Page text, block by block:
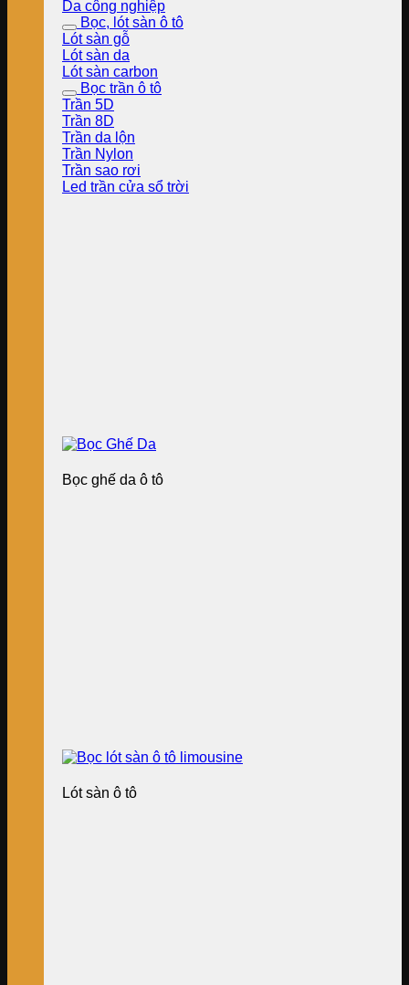
Da công nghiệp
Bọc, lót sàn ô tô
Lót sàn gỗ
Lót sàn da
Lót sàn carbon
Bọc trần ô tô
Trần 5D
Trần 8D
Trần da lộn
Trần Nylon
Trần sao rơi
Led trần cửa sổ trời
Bọc ghế da ô tô
Lót sàn ô tô